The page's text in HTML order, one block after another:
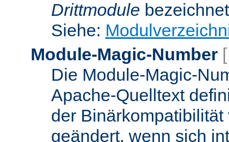
Drittmodule
Siehe:
Module-Magic-Number
Die Module-Magic-
Apache-Quelltext
der
geändert, wenn sich